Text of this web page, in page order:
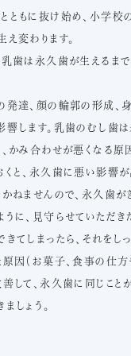
リクルート情報はこちら
ともに抜け始め、小学校
変わります。
乳歯は永久歯が生えるま
発達、顔の輪郭の形成、
響します。乳歯のむし歯
かみ合わせが悪くなる原
と、永久歯に悪い影響が
ねませんので、永久歯が
に、見守らせていただき
てしまったら、それをし
因（お菓子、食事の仕方
して、永久歯に同じこと
しょう。